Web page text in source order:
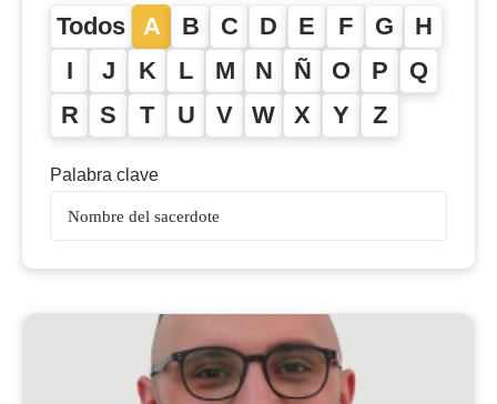
Todos A B C D E F G H
I J K L M N Ñ O P Q
R S T U V W X Y Z
Palabra clave